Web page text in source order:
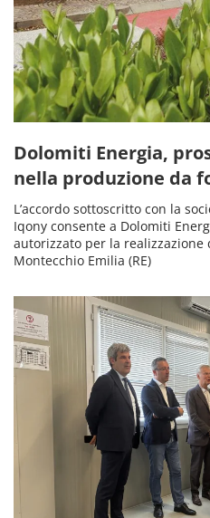
Dolomiti Energia,
nella produzione da
L’accordo sottoscritto con la
Iqony consente a Dolomiti
autorizzato per la
Montecchio Emilia (RE)